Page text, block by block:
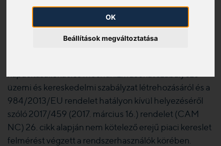
OK
Beállítások megváltoztatása
2025. 10. 27.
Az FGSZ Zrt. ezúton tájékoztatja Önt, hogy 2025.
üzemi és kereskedelmi szabályzat létrehozásáról és a
984/2013/EU rendelet hatályon kívül helyezéséről
szóló 2017/459 (2017. március 16.) rendelet (CAM
NC) 26. cikk alapján nem kötelező erejű piaci kereslet
felmérést végzett a rendszerhasználók körében.